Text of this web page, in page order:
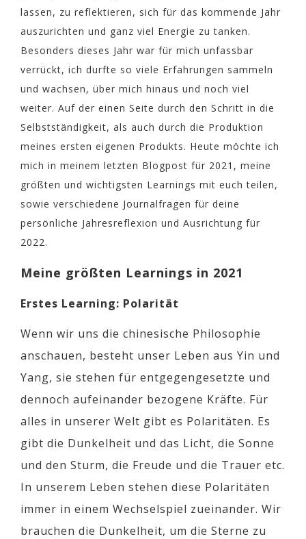
lassen, zu reflektieren, sich für das kommende Jahr
auszurichten und ganz viel Energie zu tanken.
Besonders dieses Jahr war für mich unfassbar
verrückt, ich durfte so viele Erfahrungen sammeln
und wachsen, über mich hinaus und noch viel
weiter. Auf der einen Seite durch den Schritt in die
Selbstständigkeit, als auch durch die Produktion
meines ersten eigenen Produkts. Heute möchte ich
mich in meinem letzten Blogpost für 2021, meine
größten und wichtigsten Learnings mit euch teilen,
sowie verschiedene Journalfragen für deine
persönliche Jahresreflexion und Ausrichtung für
2022.
Meine größten Learnings in 2021
Erstes Learning: Polarität
Wenn wir uns die chinesische Philosophie
anschauen, besteht unser Leben aus Yin und
Yang, sie stehen für entgegengesetzte und
dennoch aufeinander bezogene Kräfte. Für
alles in unserer Welt gibt es Polaritäten. Es
gibt die Dunkelheit und das Licht, die Sonne
und den Sturm, die Freude und die Trauer etc.
In unserem Leben stehen diese Polaritäten
immer in einem Wechselspiel zueinander. Wir
brauchen die Dunkelheit, um die Sterne zu